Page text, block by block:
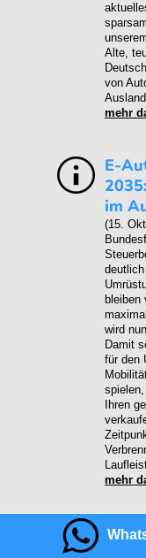
Alte,
von
mehr
E-
im
(15.
bleiben
wird
Damit
für den
Ihren
mehr